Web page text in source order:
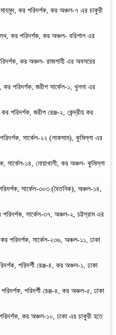
কর পরিদর্শক, কর অঞ্চল-৭ এর চাকুরী
কর পরিদর্শক, কর অঞ্চল- বরিশাল এর
কর অঞ্চল- রাজশাহী এর অবসরের
পরিদর্শক, জরীপ সার্কেল-১, খুলনা এর
জরীপ রেঞ্জ-২, কেন্দ্রীয় কর
সার্কেল-২২ (লাকসাম), কুমিল্লা এর
১৪, নোয়াখালী, কর অঞ্চল- কুমিল্লা
সার্কেল-৩০৩ (বৈতনিক), অঞ্চল-১৪,
সার্কেল-৩৭, অঞ্চল-২, চট্টগ্রাম এর
পরিদর্শক, সার্কেল-২৩৬, অঞ্চল-১১, ঢাকা
পরিদর্শী রেঞ্জ-৪, কর অঞ্চল-১, ঢাকা
পরিদর্শী রেঞ্জ-৪, কর অঞ্চল-৫, ঢাকা
কর অঞ্চল-১০, ঢাকা এর চাকুরী হতে